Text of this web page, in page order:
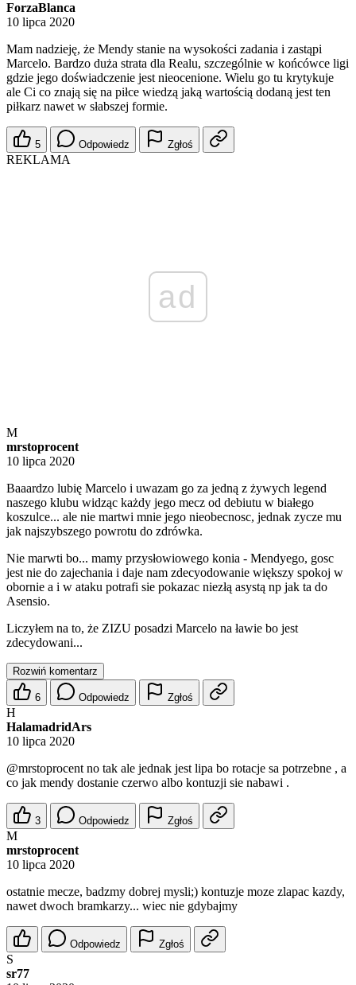
ForzaBlanca
10 lipca 2020
Mam nadzieję, że Mendy stanie na wysokości zadania i zastąpi
Marcelo. Bardzo duża strata dla Realu, szczególnie w końcówce ligi
gdzie jego doświadczenie jest nieocenione. Wielu go tu krytykuje
ale Ci co znają się na piłce wiedzą jaką wartością dodaną jest ten
piłkarz nawet w słabszej formie.
5 Odpowiedz Zgłoś
REKLAMA
ad
M
mrstoprocent
10 lipca 2020
Baaardzo lubię Marcelo i uwazam go za jedną z żywych legend
naszego klubu widząc każdy jego mecz od debiutu w białego
koszulce... ale nie martwi mnie jego nieobecnosc, jednak zycze mu
jak najszybszego powrotu do zdrówka.
Nie marwti bo... mamy przysłowiowego konia - Mendyego, gosc
jest nie do zajechania i daje nam zdecyodowanie większy spokoj w
obornie a i w ataku potrafi sie pokazac niezłą asystą np jak ta do
Asensio.
Liczyłem na to, że ZIZU posadzi Marcelo na ławie bo jest
zdecydowani...
Rozwiń komentarz
6 Odpowiedz Zgłoś
H
HalamadridArs
10 lipca 2020
@mrstoprocent no tak ale jednak jest lipa bo rotacje sa potrzebne , a
co jak mendy dostanie czerwo albo kontuzji sie nabawi .
3 Odpowiedz Zgłoś
M
mrstoprocent
10 lipca 2020
ostatnie mecze, badzmy dobrej mysli;) kontuzje moze zlapac kazdy,
nawet dwoch bramkarzy... wiec nie gdybajmy
Odpowiedz Zgłoś
S
sr77